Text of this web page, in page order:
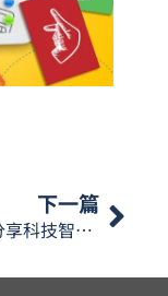
下一篇
#分享科技智慧 #創建共融時代 🙌🏼